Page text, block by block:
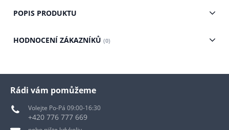
POPIS PRODUKTU
HODNOCENÍ ZÁKAZNÍKŮ (0)
Rádi vám pomůžeme
Volejte Po-Pá 09:00-16:30
+420 776 777 669